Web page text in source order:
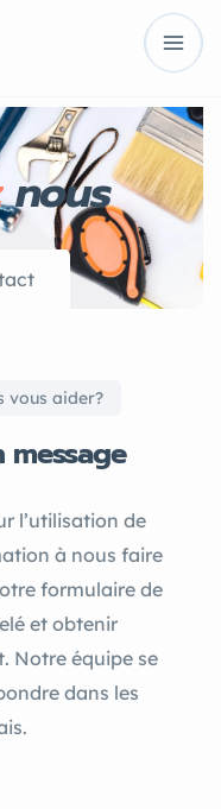
nous
vous aider?
message
l’utilisation de
à nous faire
formulaire de
et obtenir
Notre équipe se
dans les